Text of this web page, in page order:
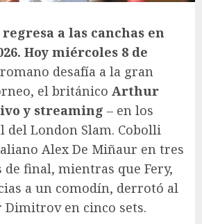
a las canchas en
Hoy miércoles 8 de
desafía a la gran
el británico Arthur
y streaming – en los
del London Slam. Cobolli
Alex De Miñaur en tres
de final, mientras que Fery,
a un comodín, derrotó al
en cinco sets.